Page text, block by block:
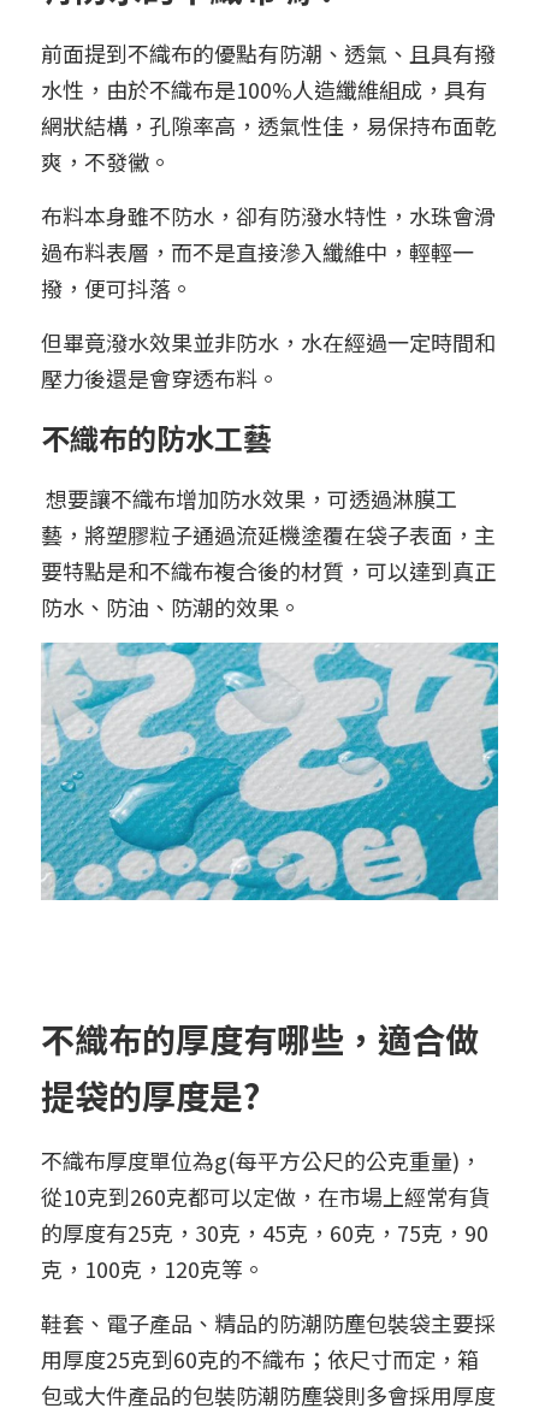
前面提到不織布的優點有防潮、透氣、且具有撥
水性，由於不織布是100%人造纖維組成，具有
網狀結構，孔隙率高，透氣性佳，易保持布面乾
爽，不發黴。
布料本身雖不防水，卻有防潑水特性，水珠會滑
過布料表層，而不是直接滲入纖維中，輕輕一
撥，便可抖落。
但畢竟潑水效果並非防水，水在經過一定時間和
壓力後還是會穿透布料。
不織布的防水工藝
藝，將塑膠粒子通過流延機塗覆在袋子表面，主
要特點是和不織布複合後的材質，可以達到真正
防水、防油、防潮的效果。
不織布的厚度有哪些，適合做
提袋的厚度是?
不織布厚度單位為g(每平方公尺的公克重量)，
從10克到260克都可以定做，在市場上經常有貨
的厚度有25克，30克，45克，60克，75克，90
克，100克，120克等。
鞋套、電子產品、精品的防潮防塵包裝袋主要採
用厚度25克到60克的不織布；依尺寸而定，箱
包或大件產品的包裝防潮防塵袋則多會採用厚度